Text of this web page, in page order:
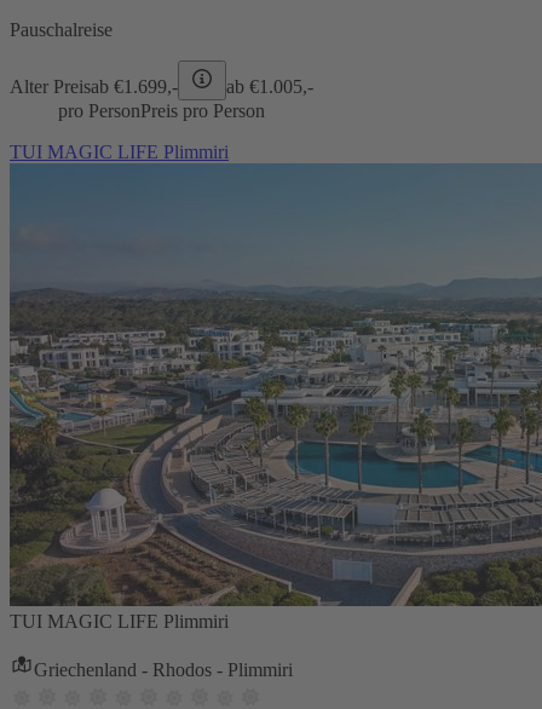
Pauschalreise
Alter Preisab €1.699,- ab €1.005,-
pro PersonPreis pro Person
TUI MAGIC LIFE Plimmiri
TUI MAGIC LIFE Plimmiri
Griechenland - Rhodos - Plimmiri